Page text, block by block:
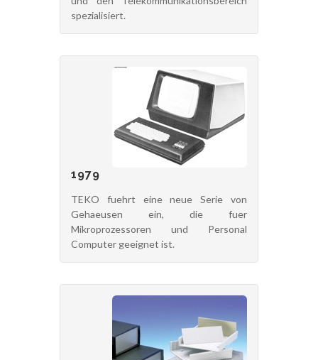
spezialisiert.
1979
TEKO fuehrt eine neue Serie von
Gehaeusen ein, die fuer
Mikroprozessoren und Personal
Computer geeignet ist.